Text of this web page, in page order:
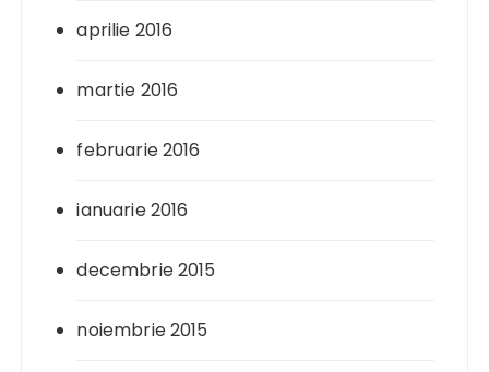
aprilie 2016
martie 2016
februarie 2016
ianuarie 2016
decembrie 2015
noiembrie 2015